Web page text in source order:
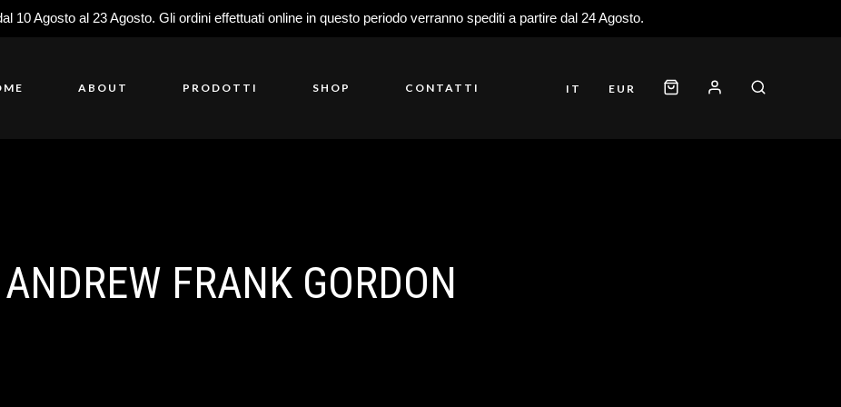
10 Agosto al 23 Agosto. Gli ordini effettuati online in questo periodo verranno spediti a partire dal 24 Agosto.
ABOUT PRODOTTI SHOP CONTATTI IT EUR
ANDREW FRANK GORDON